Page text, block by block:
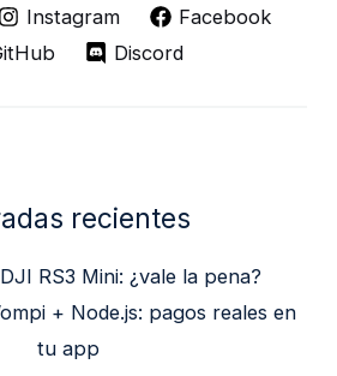
Instagram
Facebook
Discord
recientes
RS3 Mini: ¿vale la pena?
+ Node.js: pagos reales en
tu app